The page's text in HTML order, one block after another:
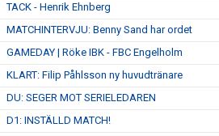
TACK - Henrik Ehnberg
MATCHINTERVJU: Benny Sand har ordet
GAMEDAY | Röke IBK - FBC Engelholm
KLART: Filip Påhlsson ny huvudtränare
DU: SEGER MOT SERIELEDAREN
D1: INSTÄLLD MATCH!